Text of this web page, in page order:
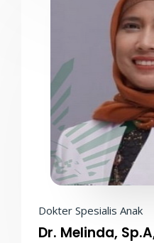
Dokter Spesialis Anak
Dr. Melinda,